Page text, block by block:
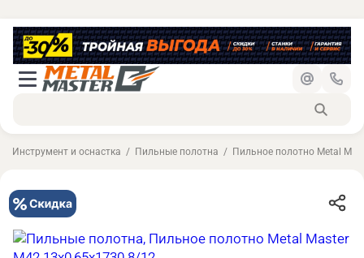
Инструмент и оснастка Пильные полотна Пильное полотно Metal